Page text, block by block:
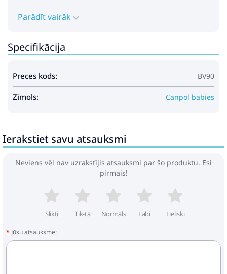
Parādīt vairāk
Specifikācija
Preces kods: BV90
Zīmols: Canpol babies
Ierakstiet savu atsauksmi
Neviens vēl nav uzrakstījis atsauksmi par šo produktu. Esi
pirmais!
Slikti Tik-tā Normāls Labi Lieliski
Jūsu atsauksme: